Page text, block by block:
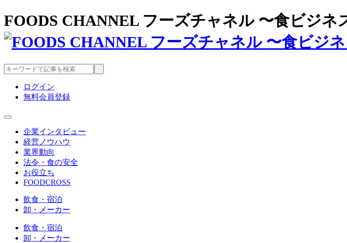
FOODS CHANNEL フーズチャネル 〜食ビジネ
ログイン
無料会員登録
企業インタビュー
経営ノウハウ
業界動向
法令・食の安全
お役立ち
FOODCROSS
飲食・宿泊
卸・メーカー
飲食・宿泊
卸・メーカー